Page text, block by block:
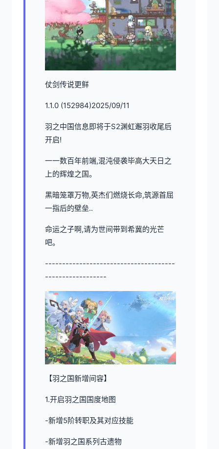
仗剑传说更鲜
1.1.0 (152984)2025/09/11
羽之中国信息即将于S2渊虹邂羽收尾后
开启!
一一数百年前端,混沌侵袭毕高大天日之
上的辉煌之国。
黑暗笼罩万物,英杰们燃烧长命,筑源首屈
一指后的壁垒..
命运之子啊,请为世间带到希冀的光芒
吧。
--------------------------------------
------------------
【羽之国新增间容】
1.开启羽之国国度地图
-新增5阶转职及其对应技能
-新增羽之国系列古遗物